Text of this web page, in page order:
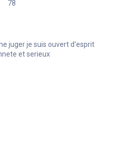
78
juger je suis ouvert d'esprit
et serieux